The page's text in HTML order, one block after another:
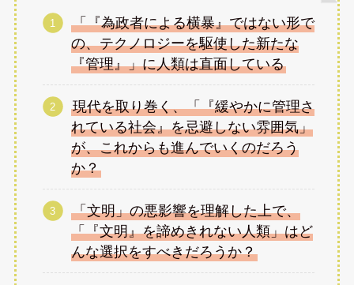
「『為政者による横暴』ではない形で
の、テクノロジーを駆使した新たな
『管理』」に人類は直面している
現代を取り巻く、「『緩やかに管理さ
れている社会』を忌避しない雰囲気」
が、これからも進んでいくのだろう
か？
「文明」の悪影響を理解した上で、
「『文明』を諦めきれない人類」はど
んな選択をすべきだろうか？